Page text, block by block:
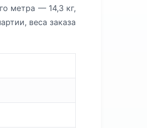
метра — 14,3 кг,
веса заказа